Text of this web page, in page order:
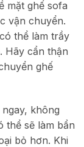
mặt ghế sofa
vận chuyển.
thể làm trầy
Hãy cẩn thận
ghế
không
thể sẽ làm bẩn
bỏ hơn. Khi